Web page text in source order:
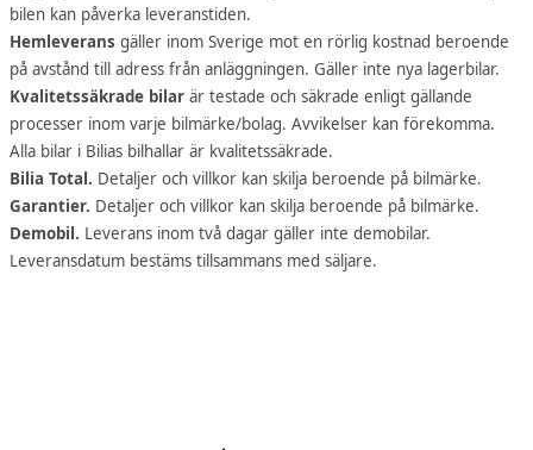
bilen kan påverka leveranstiden.
Hemleverans gäller inom Sverige mot en rörlig kostnad beroende
på avstånd till adress från anläggningen. Gäller inte nya lagerbilar.
Kvalitetssäkrade bilar är testade och säkrade enligt gällande
processer inom varje bilmärke/bolag. Avvikelser kan förekomma.
Alla bilar i Bilias bilhallar är kvalitetssäkrade.
Bilia Total. Detaljer och villkor kan skilja beroende på bilmärke.
Garantier. Detaljer och villkor kan skilja beroende på bilmärke.
Demobil. Leverans inom två dagar gäller inte demobilar.
Leveransdatum bestäms tillsammans med säljare.